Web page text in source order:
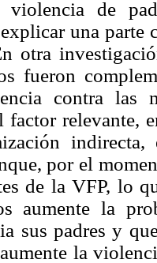
violencia de
una parte
otra
fueron
contra las
factor relevante,
por el
de la VFP, lo
aumente la
sus padres y
la